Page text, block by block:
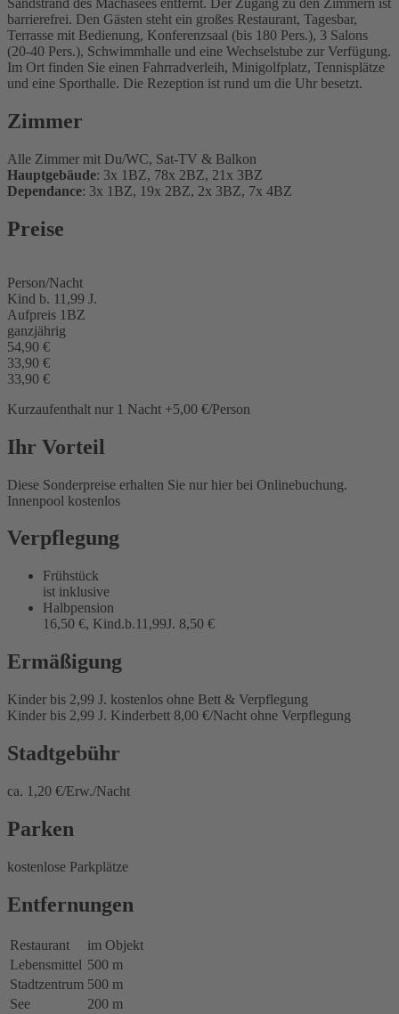
Sandstrand des Machasees entfernt. Der Zugang zu den Zimmern ist
barrierefrei. Den Gästen steht ein großes Restaurant, Tagesbar,
Terrasse mit Bedienung, Konferenzsaal (bis 180 Pers.), 3 Salons
(20-40 Pers.), Schwimmhalle und eine Wechselstube zur Verfügung.
Im Ort finden Sie einen Fahrradverleih, Minigolfplatz, Tennisplätze
und eine Sporthalle. Die Rezeption ist rund um die Uhr besetzt.
Zimmer
Alle Zimmer mit Du/WC, Sat-TV & Balkon
Hauptgebäude: 3x 1BZ, 78x 2BZ, 21x 3BZ
Dependance: 3x 1BZ, 19x 2BZ, 2x 3BZ, 7x 4BZ
Preise
Person/Nacht
Kind b. 11,99 J.
Aufpreis 1BZ
ganzjährig
54,90 €
33,90 €
33,90 €
Kurzaufenthalt nur 1 Nacht +5,00 €/Person
Ihr Vorteil
Diese Sonderpreise erhalten Sie nur hier bei Onlinebuchung.
Innenpool kostenlos
Verpflegung
Frühstück
ist inklusive
Halbpension
16,50 €, Kind.b.11,99J. 8,50 €
Ermäßigung
Kinder bis 2,99 J. kostenlos ohne Bett & Verpflegung
Kinder bis 2,99 J. Kinderbett 8,00 €/Nacht ohne Verpflegung
Stadtgebühr
ca. 1,20 €/Erw./Nacht
Parken
kostenlose Parkplätze
Entfernungen
Restaurant
im Objekt
Lebensmittel 500 m
Stadtzentrum 500 m
See
200 m